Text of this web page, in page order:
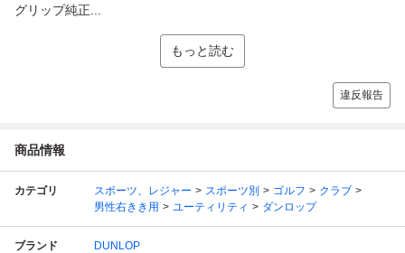
グリップ純正...
もっと読む
違反報告
商品情報
カテゴリ スポーツ、レジャー スポーツ別 ゴルフ
クラブ
男性右きき用
ユーティリティ ダンロップ
ブランド DUNLOP